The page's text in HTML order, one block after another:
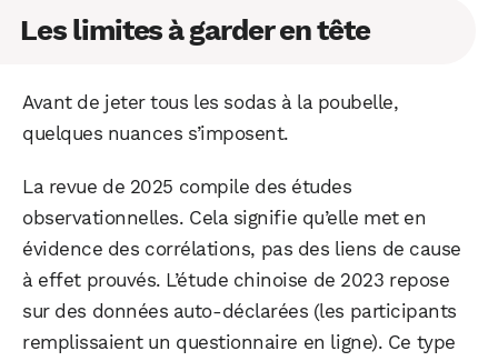
Les limites à garder en tête
Avant de jeter tous les sodas à la poubelle,
quelques nuances s’imposent.
La revue de 2025 compile des études
observationnelles. Cela signifie qu’elle met en
évidence des corrélations, pas des liens de cause
à effet prouvés. L’étude chinoise de 2023 repose
sur des données auto-déclarées (les participants
remplissaient un questionnaire en ligne). Ce type